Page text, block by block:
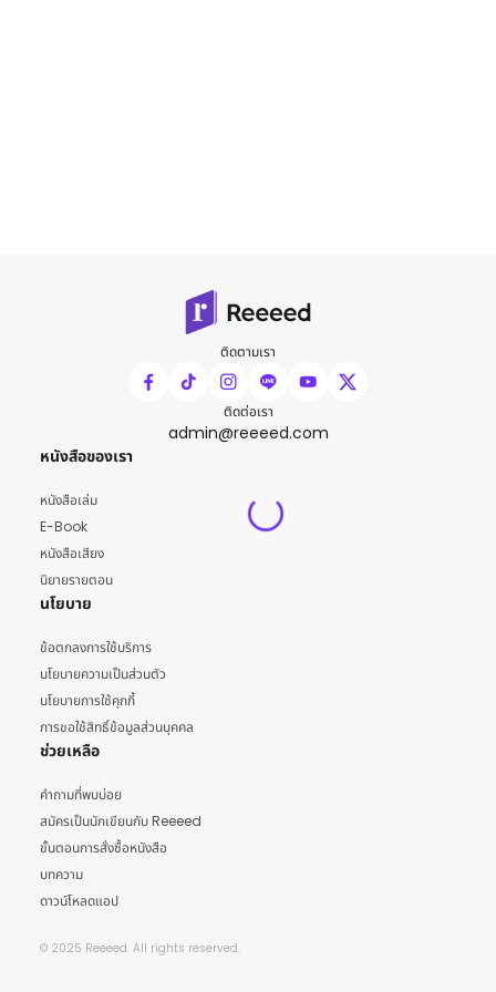
ติดตามเรา
ติดต่อเรา
admin@reeeed.com
หนังสือของเรา
หนังสือเล่ม
E-Book
หนังสือเสียง
นิยายรายตอน
นโยบาย
ข้อตกลงการใช้บริการ
นโยบายความเป็นส่วนตัว
นโยบายการใช้คุกกี้
การขอใช้สิทธิ์ข้อมูลส่วนบุคคล
ช่วยเหลือ
คำถามที่พบบ่อย
สมัครเป็นนักเขียนกับ Reeeed
ขั้นตอนการสั่งซื้อหนังสือ
บทความ
ดาวน์โหลดแอป
© 2025 Reeeed. All rights reserved.